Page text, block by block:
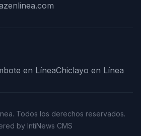
en LíneaChiclayo en Línea
Todos los derechos reservados.
by IntiNews CMS